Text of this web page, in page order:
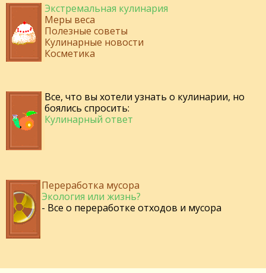
Экстремальная кулинария
Меры веса
Полезные советы
Кулинарные новости
Косметика
Все, что вы хотели узнать о кулинарии, но
боялись спросить:
Кулинарный ответ
Переработка мусора
Экология или жизнь?
- Все о переработке отходов и мусора